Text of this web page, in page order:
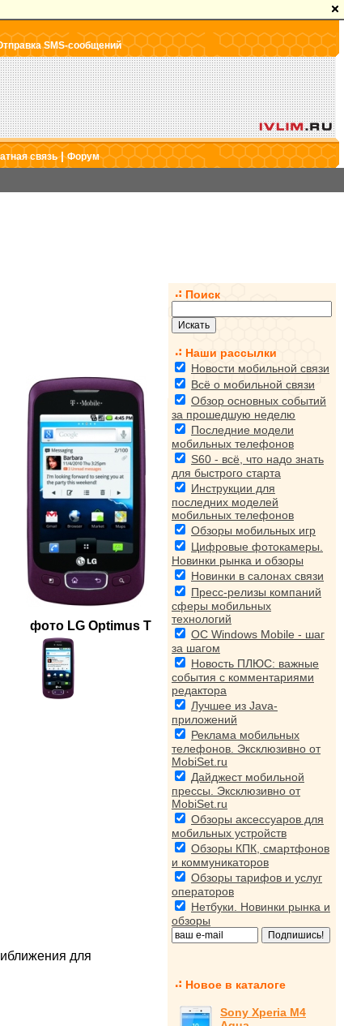
SMS-сообщений
связь|Форум
фото LG Optimus T
для
Поиск
Наши рассылки
Новости мобильной связи
Всё о мобильной связи
Обзор основных событий
за прошедшую неделю
Последние модели
мобильных телефонов
S60 - всё, что надо знать
для быстрого старта
Инструкции для
последних моделей
мобильных телефонов
Обзоры мобильных игр
Цифровые фотокамеры.
Новинки рынка и обзоры
Новинки в салонах связи
Пресс-релизы компаний
сферы мобильных
технологий
ОС Windows Mobile - шаг
за шагом
Новость ПЛЮС: важные
события с комментариями
редактора
Лучшее из Java-
приложений
Реклама мобильных
телефонов. Эксклюзивно от
MobiSet.ru
Дайджест мобильной
прессы. Эксклюзивно от
MobiSet.ru
Обзоры аксессуаров для
мобильных устройств
Обзоры КПК, смартфонов
и коммуникаторов
Обзоры тарифов и услуг
операторов
Нетбуки. Новинки рынка и
обзоры
Новое в каталоге
Sony Xperia M4